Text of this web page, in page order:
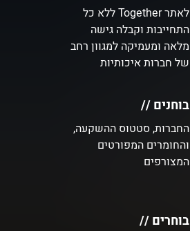
לאתר Together ללא כל
התחייבות וקבלה גישה
מלאה ומעמיקה למגוון רחב
של חברות איכותיות
בוחנים //
החברות, סטטוס ההשקעה,
והחומרים המפורטים
המצורפים
בוחרים //